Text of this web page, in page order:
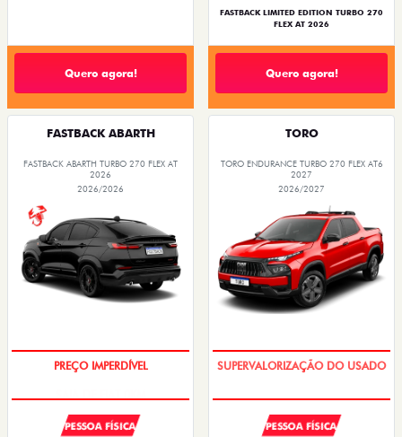
Quero agora!
FASTBACK LIMITED EDITION TURBO 270
FLEX AT 2026
Quero agora!
FASTBACK ABARTH
FASTBACK ABARTH TURBO 270 FLEX AT
2026
2026/2026
SAIA DE FIAT 0KM
PESSOA FÍSICA
TORO
TORO ENDURANCE TURBO 270 FLEX AT6
2027
2026/2027
COM USADO NA TROCA
PESSOA FÍSICA